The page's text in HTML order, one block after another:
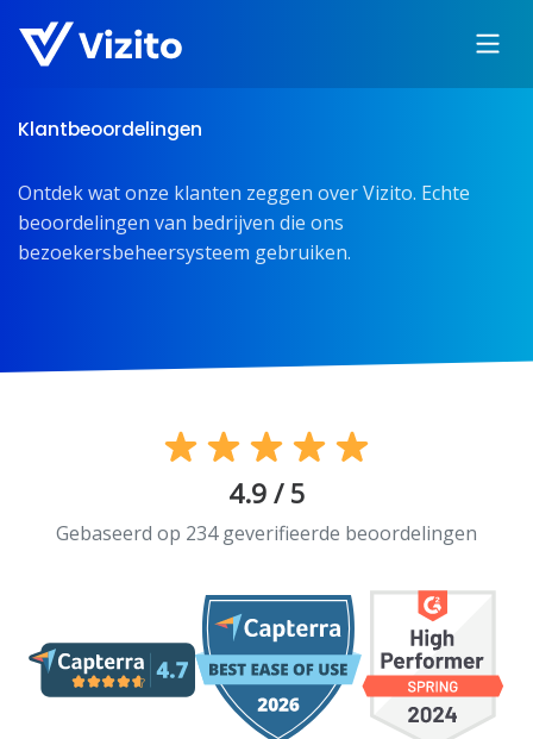
Klantbeoordelingen
Ontdek wat onze klanten zeggen over Vizito. Echte
beoordelingen van bedrijven die ons
bezoekersbeheersysteem gebruiken.
4.9 / 5
Gebaseerd op 234 geverifieerde beoordelingen